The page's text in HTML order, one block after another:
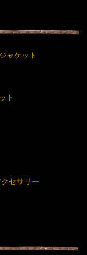
ャケット
ト
セサリー